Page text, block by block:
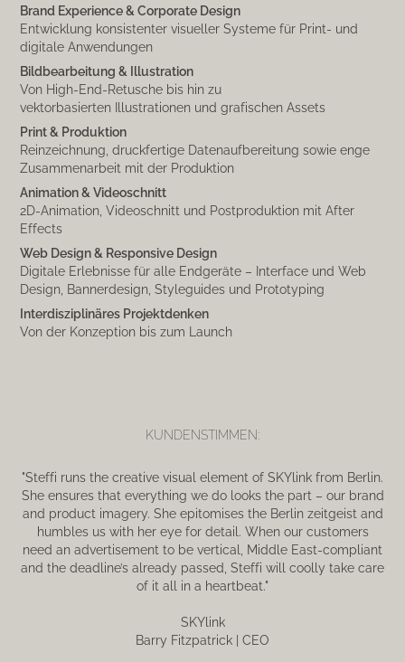
Brand Experience & Corporate Design
Entwicklung konsistenter visueller Systeme für Print- und
digitale Anwendungen
Bildbearbeitung & Illustration
Von High-End-Retusche bis hin zu
vektorbasierten Illustrationen und grafischen Assets
Print & Produktion
Reinzeichnung, druckfertige Datenaufbereitung sowie enge
Zusammenarbeit mit der Produktion
Animation & Videoschnitt
2D-Animation, Videoschnitt und Postproduktion mit After
Effects
Web Design & Responsive Design
Digitale Erlebnisse für alle Endgeräte – Interface und Web
Design, Bannerdesign, Styleguides und Prototyping
Interdisziplinäres Projektdenken
Von der Konzeption bis zum Launch
KUNDENSTIMMEN:
"Steffi runs the creative visual element of SKYlink from Berlin.
She ensures that everything we do looks the part – our brand
and product imagery. She epitomises the Berlin zeitgeist and
humbles us with her eye for detail. When our customers
need an advertisement to be vertical, Middle East-compliant
and the deadline’s already passed, Steffi will coolly take care
of it all in a heartbeat."
SKYlink
Barry Fitzpatrick | CEO